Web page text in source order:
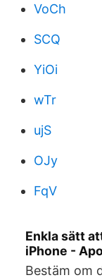
VoCh
SCQ
YiOi
wTr
ujS
OJy
FqV
Enkla sätt
iPhone -
Bestäm om